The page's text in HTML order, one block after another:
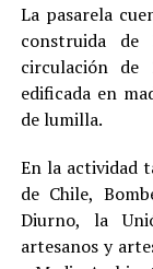
La pasarela
construida
circulación
edificada en
de lumilla.
En la actividad
de Chile,
Diurno, la
artesanos y